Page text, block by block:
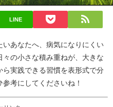
LINE
いあなたへ、病気になりにくい
の小さな積み重ねが、大きな
実践できる習慣を表形式で分
考にしてくださいね！